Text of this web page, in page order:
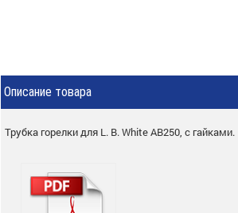
Описание товара
Трубка горелки для L. B. White AВ250, с гайками.